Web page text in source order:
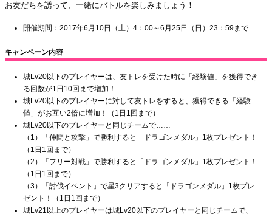
お友だちを誘って、一緒にバトルを楽しみましょう！
開催期間：2017年6月10日（土）4：00～6月25日（日）23：59まで
キャンペーン内容
城Lv20以下のプレイヤーは、友トレを受けた時に「経験値」を獲得でき
る回数が1日10回まで増加！
城Lv20以下のプレイヤーに対して友トレをすると、獲得できる「経験
値」がお互い2倍に増加！（1日1回まで）
城Lv20以下のプレイヤーと同じチームで……
（1）「仲間と攻撃」で勝利すると「ドラゴンメダル」1枚プレゼント！
（1日1回まで）
（2）「フリー対戦」で勝利すると「ドラゴンメダル」1枚プレゼント！
（1日1回まで）
（3）「討伐イベント」で星3クリアすると「ドラゴンメダル」1枚プレ
ゼント！（1日1回まで）
城Lv21以上のプレイヤーは城Lv20以下のプレイヤーと同じチームで、